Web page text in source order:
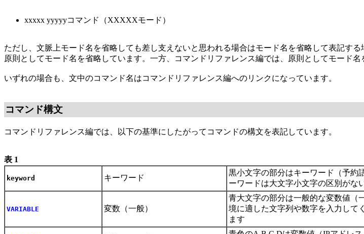
xxxxx yyyyyコマンド（XXXXXモード）
ただし、文脈上モード名を省略しても差し支えないと思われる場合はモード名を省略して表記す
原則としてモード名を省略しています。一方、コマンドリファレンス編では、原則としてモード名
いずれの場合も、文中のコマンド名はコマンドリファレンス編へのリンクになっています。
コマンド構文
コマンドリファレンス編では、以下の基準にしたがってコマンドの構文を表記しています。
表 1
keyword キーワード
黒小文字の部分はキーワード（予約
ーワードは大文字小文字の区別がな
VARIABLE 変数（一般）
青大文字の部分は一般的な変数値（
境に適した文字列や数字を入力して
ます